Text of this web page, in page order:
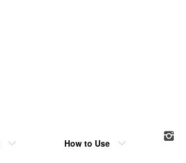
How to Use